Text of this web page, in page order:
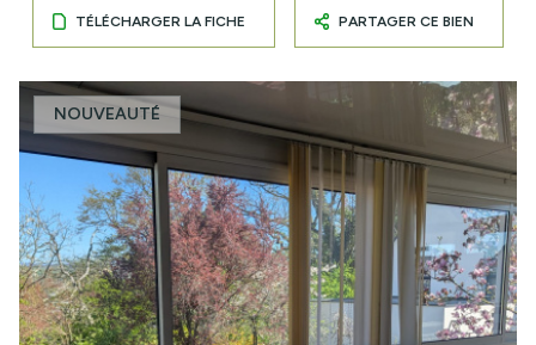
TÉLÉCHARGER LA FICHE PARTAGER CE BIEN
NOUVEAUTÉ